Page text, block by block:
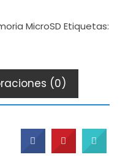
MicroSD Etiquetas:
(0)